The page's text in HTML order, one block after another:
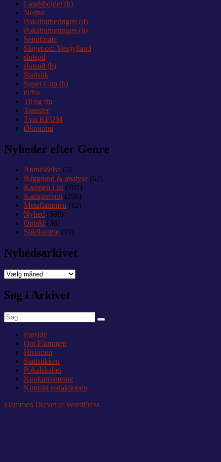
Landsholdet (h)
Nedtur
Pokalturneringen (d)
Pokalturneringen (h)
Semifinale
Slaget om Vestjylland
slutspil
slutspil (h)
Statistik
Super Cup (h)
til/fra
Til og fra
Transfer
Tvis KFUM
Økonomi
Nyheder efter Genre
Anmeldelse (5)
Baggrund & analyse (62)
Kampen i tal (701)
Kampreferat(256)
Metaflammen (12)
Nyhed (598)
Optakt(36)
Stikflamme (19)
Nyhedsarkivet
Nyhedsarkivet
Søg i Arkivet
Søg
efter:
Søg
Forside
Om Flammen
Historien
Statistikken
Pokalskabet
Konkurrenterne
Kontakt redaktionen
Flammen Drevet af WordPress